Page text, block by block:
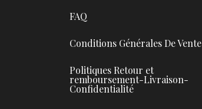
FAQ
Conditions Générales De Vente
Politiques Retour et
remboursement-Livraison-
Confidentialité